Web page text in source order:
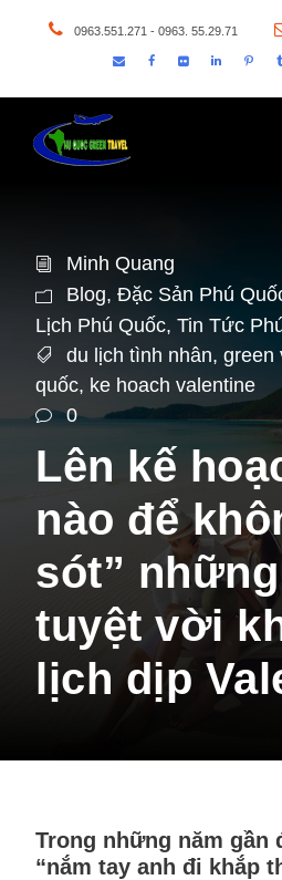
0963.551.271 - 0963. 55.29.71
Minh Quang
Blog, Đặc Sản Phú
Lịch Phú Quốc, Tin Tức
du lịch tình nhân, green
quốc, ke hoach valentine
0
Lên kế
nào để
sót”
tuyệt vời
lịch dịp
Trong những năm gần
“nắm tay anh đi khắp